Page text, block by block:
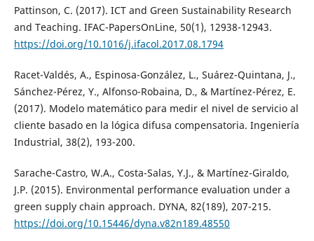
Pattinson, C. (2017). ICT and Green Sustainability Research
and Teaching. IFAC-PapersOnLine, 50(1), 12938-12943.
https://doi.org/10.1016/j.ifacol.2017.08.1794
Racet-Valdés, A., Espinosa-González, L., Suárez-Quintana, J.,
Sánchez-Pérez, Y., Alfonso-Robaina, D., & Martínez-Pérez, E.
(2017). Modelo matemático para medir el nivel de servicio al
cliente basado en la lógica difusa compensatoria. Ingeniería
Industrial, 38(2), 193-200.
Sarache-Castro, W.A., Costa-Salas, Y.J., & Martínez-Giraldo,
J.P. (2015). Environmental performance evaluation under a
green supply chain approach. DYNA, 82(189), 207-215.
https://doi.org/10.15446/dyna.v82n189.48550